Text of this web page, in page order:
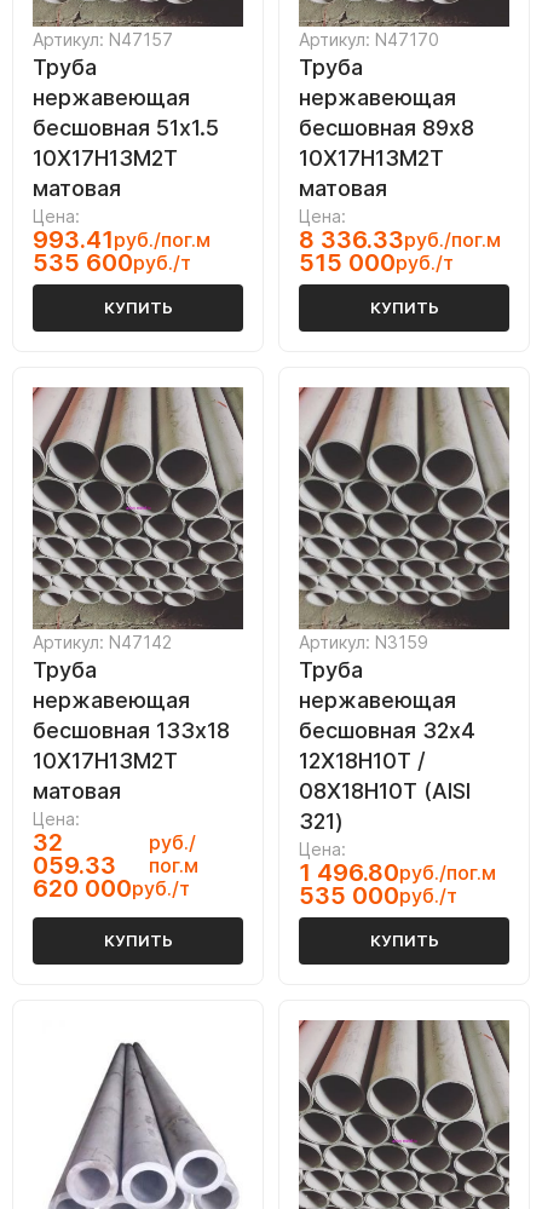
Артикул: N47157
Труба
нержавеющая
бесшовная 51х1.5
10Х17Н13М2Т
матовая
Цена:
993.41руб./пог.м
535 600руб./т
КУПИТЬ
Артикул: N47170
Труба
нержавеющая
бесшовная 89х8
10Х17Н13М2Т
матовая
Цена:
8 336.33руб./пог.м
515 000руб./т
КУПИТЬ
Артикул: N47142
Труба
нержавеющая
бесшовная 133х18
10Х17Н13М2Т
матовая
Цена:
32
059.33
руб./
пог.м
620 000руб./т
КУПИТЬ
Артикул: N3159
Труба
нержавеющая
бесшовная 32х4
12Х18Н10Т /
08Х18Н10Т (AISI
321)
Цена:
1 496.80руб./пог.м
535 000руб./т
КУПИТЬ